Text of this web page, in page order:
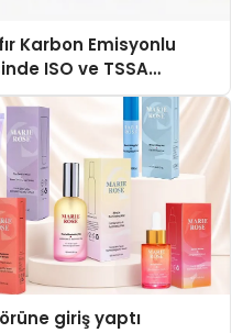
Karbon Emisyonlu
ISO ve TSSA
giriş yaptı